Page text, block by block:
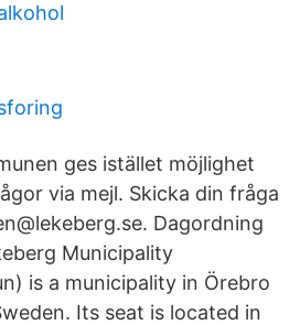
ges istället möjlighet
via mejl. Skicka din fråga
Dagordning
Municipality
is a municipality in Örebro
Its seat is located in